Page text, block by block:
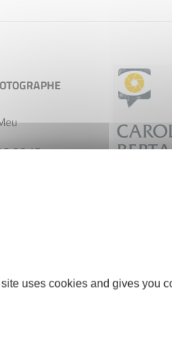
86 15
uses cookies and gives you